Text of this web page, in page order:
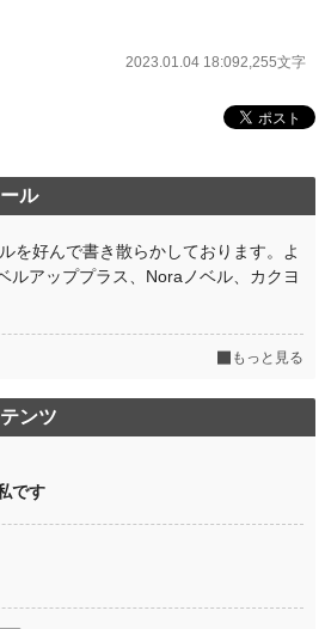
2023.01.04 18:092,255文字
ル
を好んで書き散らかしております。よ
ルアッププラス、Noraノベル、カクヨ
もっと見る
ンツ
です